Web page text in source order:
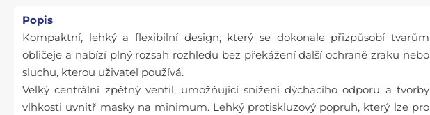
Popis
Kompaktní, lehký a flexibilní design, který se dokonale přizpůsobí tvarům
obličeje a nabízí plný rozsah rozhledu bez překážení další ochraně zraku nebo
sluchu, kterou uživatel používá.
Velký centrální zpětný ventil, umožňující snížení dýchacího odporu a tvorby
vlhkosti uvnitř masky na minimum. Lehký protiskluzový popruh, který lze pro